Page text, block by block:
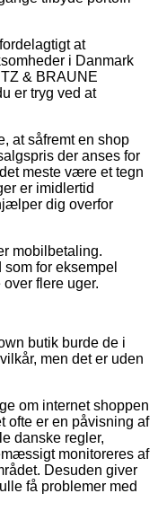
at
i Danmark
& BRAUNE
er tryg ved at
at såfremt en shop
der anses for
meste være et tegn
er imidlertid
dig overfor
mobilbetaling.
for eksempel
flere uger.
butik burde de i
men det er uden
om internet shoppen
ofte er en påvisning af
danske regler,
monitoreres af
Desuden giver
få problemer med